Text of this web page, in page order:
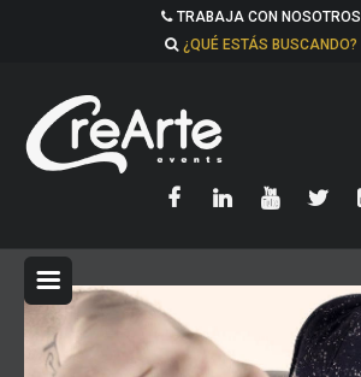
TRABAJA CON NOSOTROS
¿QUÉ ESTÁS BUSCANDO?